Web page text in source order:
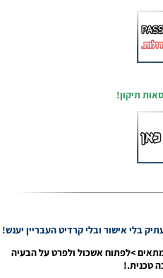
>לפתוח אשכול ולפרט על הבעיה
טכנית.!